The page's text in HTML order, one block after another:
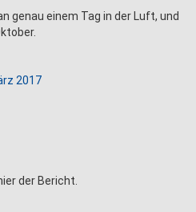
genau einem Tag in der Luft, und
2017
der Bericht.